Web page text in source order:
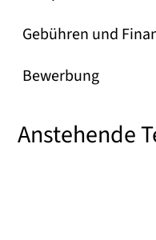
Gebühren und
Bewerbung
Anstehende